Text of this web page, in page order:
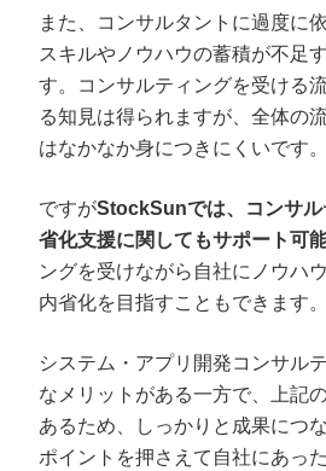
また、コンサルタントに過度に
スキルやノウハウの蓄積が不足
す。コンサルティングを受ける
る知見は得られますが、全体の
はなかなか身につきにくいです。
ですがStockSunでは、コンサル
省化支援に関してもサポート可
ングを受けながら自社にノウハ
内省化を目指すこともできます。
システム・アプリ開発コンサル
なメリットがある一方で、上記
あるため、しっかりと成果につ
ポイントを押さえて自社にあっ